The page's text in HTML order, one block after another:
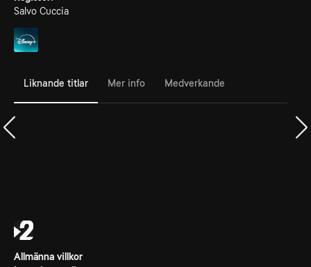
Salvo Cuccia
Liknande titlar Mer info Medverkande
Allmänna villkor